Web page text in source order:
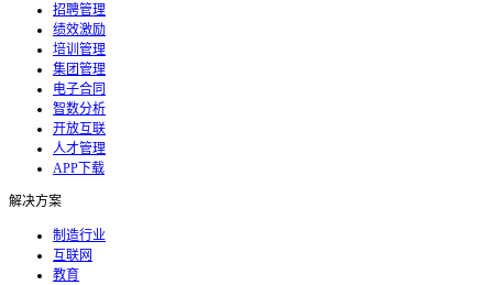
招聘管理
绩效激励
培训管理
集团管理
电子合同
智数分析
开放互联
人才管理
APP下载
解决方案
制造行业
互联网
教育